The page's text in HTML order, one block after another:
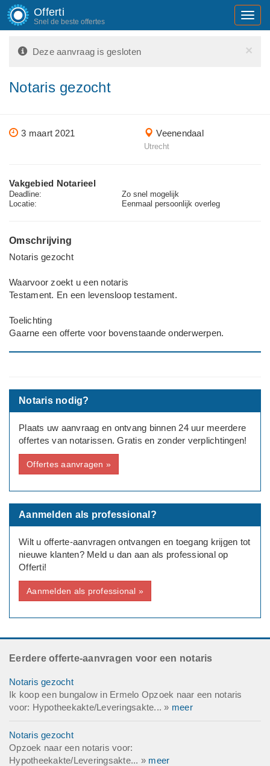
Offerti
Snel de beste offertes
×
Deze aanvraag is gesloten
Notaris gezocht
3 maart 2021 Veenendaal
Utrecht
Vakgebied Notarieel
Deadline:
Zo snel mogelijk
Locatie:
Eenmaal persoonlijk overleg
Omschrijving
Notaris gezocht
Waarvoor zoekt u een notaris
Testament. En een levensloop testament.
Toelichting
Gaarne een offerte voor bovenstaande onderwerpen.
Notaris nodig?
Plaats uw aanvraag en ontvang binnen 24 uur meerdere
offertes van notarissen. Gratis en zonder verplichtingen!
Offertes aanvragen »
Aanmelden als professional?
Wilt u offerte-aanvragen ontvangen en toegang krijgen tot
nieuwe klanten? Meld u dan aan als professional op
Offerti!
Aanmelden als professional »
Eerdere offerte-aanvragen voor een notaris
Notaris gezocht
Ik koop een bungalow in Ermelo Opzoek naar een notaris
voor: Hypotheekakte/Leveringsakte... » meer
Notaris gezocht
Opzoek naar een notaris voor:
Hypotheekakte/Leveringsakte... » meer